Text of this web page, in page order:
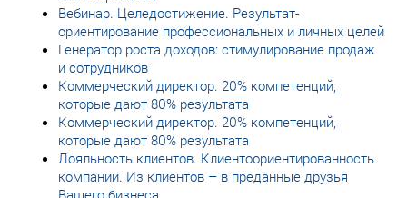
Вебинар. Целедостижение. Результат-
ориентирование профессиональных и личных целей
Генератор роста доходов: стимулирование продаж
и сотрудников
Коммерческий директор. 20% компетенций,
которые дают 80% результата
Коммерческий директор. 20% компетенций,
которые дают 80% результата
Лояльность клиентов. Клиентоориентированность
компании. Из клиентов – в преданные друзья
Вашего бизнеса